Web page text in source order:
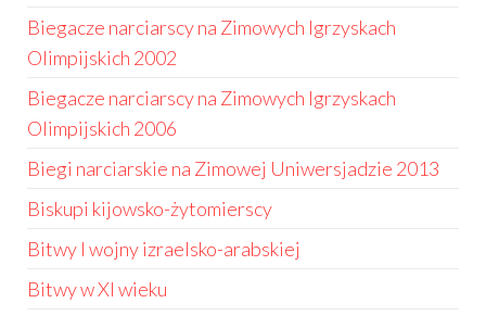
Biegacze narciarscy na Zimowych Igrzyskach
Olimpijskich 2002
Biegacze narciarscy na Zimowych Igrzyskach
Olimpijskich 2006
Biegi narciarskie na Zimowej Uniwersjadzie 2013
Biskupi kijowsko-żytomierscy
Bitwy I wojny izraelsko-arabskiej
Bitwy w XI wieku